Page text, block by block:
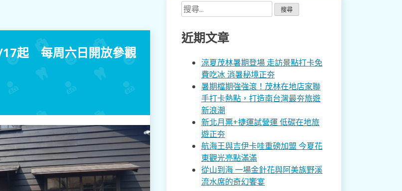
17起 每周六日開放參觀
搜
尋
關
鍵
近期文章
涼夏茂林暑期登場 走訪景點打卡免
費吃冰 消暑秘境正夯
暑期檔期強強滾！茂林在地店家聯
手打卡熱點，打造南台灣最夯旅遊
新浪潮
新北月票+捷運試營運 低碳在地旅
遊正夯
航海王與吉伊卡哇重磅加盟 今夏花
東觀光亮點滿滿
從山到海 一場金針花與阿美族野溪
流水席的奇幻饗宴